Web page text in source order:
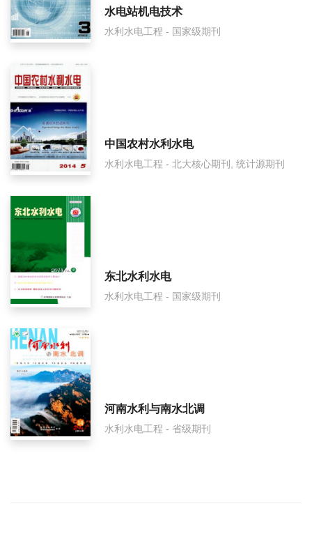
水电站机电技术
水利水电工程 - 国家级期刊
中国农村水利水电
水利水电工程 - 北大核心期刊, 统计源期刊
东北水利水电
水利水电工程 - 国家级期刊
河南水利与南水北调
水利水电工程 - 省级期刊